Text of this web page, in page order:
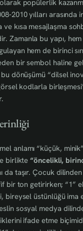
popülerlik
yılları arasında
ve kısa mesajlaşma
Zamanla bu yapı,
hem de birinci
bir sembol haline
dönüşümü “dilsel
kodlarla
anlamı “küçük,
birlikte“öncelikli,
da taşır. Çocuk
bir ton getirirken; “1”
bireysel üstünlüğü ima
sosyal medya
ifade etme